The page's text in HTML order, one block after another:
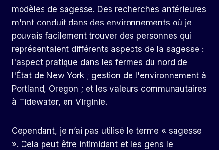
modèles de sagesse. Des recherches antérieures
m'ont conduit dans des environnements où je
pouvais facilement trouver des personnes qui
représentaient différents aspects de la sagesse :
l'aspect pratique dans les fermes du nord de
l'État de New York ; gestion de l'environnement à
Portland, Oregon ; et les valeurs communautaires
à Tidewater, en Virginie.
Cependant, je n’ai pas utilisé le terme « sagesse
». Cela peut être intimidant et les gens le